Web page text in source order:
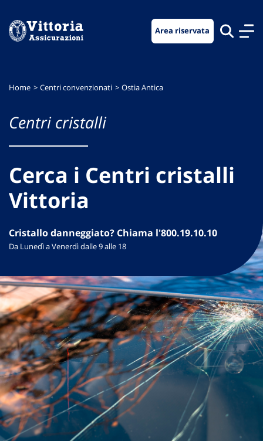
menu
contenuto
footer
Area riservata
Home Centri convenzionati Ostia Antica
Centri cristalli
Cerca i Centri cristalli
Vittoria
Cristallo danneggiato? Chiama l'800.19.10.10
Da Lunedì a Venerdì dalle 9 alle 18